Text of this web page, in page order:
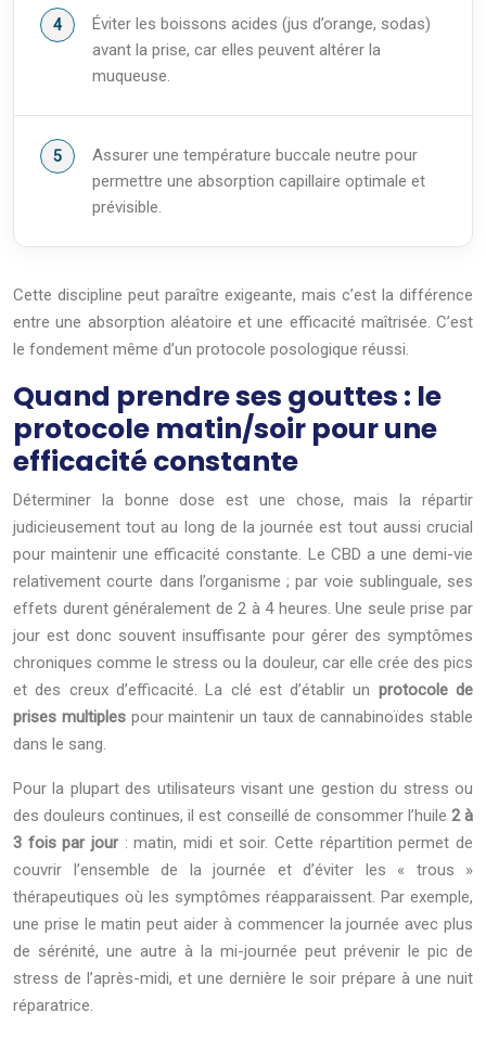
Éviter les boissons acides (jus d’orange, sodas)
avant la prise, car elles peuvent altérer la
muqueuse.
Assurer une température buccale neutre pour
permettre une absorption capillaire optimale et
prévisible.
Cette discipline peut paraître exigeante, mais c’est la différence
entre une absorption aléatoire et une efficacité maîtrisée. C’est
le fondement même d’un protocole posologique réussi.
Quand prendre ses gouttes : le
protocole matin/soir pour une
efficacité constante
Déterminer la bonne dose est une chose, mais la répartir
judicieusement tout au long de la journée est tout aussi crucial
pour maintenir une efficacité constante. Le CBD a une demi-vie
relativement courte dans l’organisme ; par voie sublinguale, ses
effets durent généralement de 2 à 4 heures. Une seule prise par
jour est donc souvent insuffisante pour gérer des symptômes
chroniques comme le stress ou la douleur, car elle crée des pics
et des creux d’efficacité. La clé est d’établir un protocole de
prises multiplespour maintenir un taux de cannabinoïdes stable
dans le sang.
Pour la plupart des utilisateurs visant une gestion du stress ou
des douleurs continues, il est conseillé de consommer l’huile 2 à
3 fois par jour: matin, midi et soir. Cette répartition permet de
couvrir l’ensemble de la journée et d’éviter les « trous »
thérapeutiques où les symptômes réapparaissent. Par exemple,
une prise le matin peut aider à commencer la journée avec plus
de sérénité, une autre à la mi-journée peut prévenir le pic de
stress de l’après-midi, et une dernière le soir prépare à une nuit
réparatrice.